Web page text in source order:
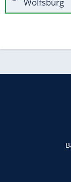
Wolfsburg